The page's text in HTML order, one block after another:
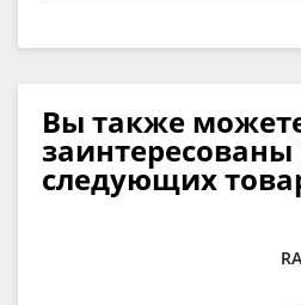
Вы также
заинтересованы
следующих